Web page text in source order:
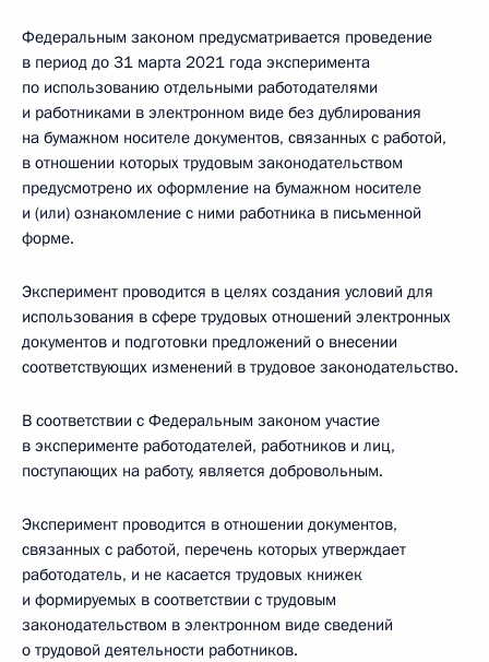
Федеральным законом предусматривается проведение
в период до 31 марта 2021 года эксперимента
по использованию отдельными работодателями
и работниками в электронном виде без дублирования
на бумажном носителе документов, связанных с работой,
в отношении которых трудовым законодательством
предусмотрено их оформление на бумажном носителе
и (или) ознакомление с ними работника в письменной
форме.
Эксперимент проводится в целях создания условий для
использования в сфере трудовых отношений электронных
документов и подготовки предложений о внесении
соответствующих изменений в трудовое законодательство.
В соответствии с Федеральным законом участие
в эксперименте работодателей, работников и лиц,
поступающих на работу, является добровольным.
Эксперимент проводится в отношении документов,
связанных с работой, перечень которых утверждает
работодатель, и не касается трудовых книжек
и формируемых в соответствии с трудовым
законодательством в электронном виде сведений
о трудовой деятельности работников.